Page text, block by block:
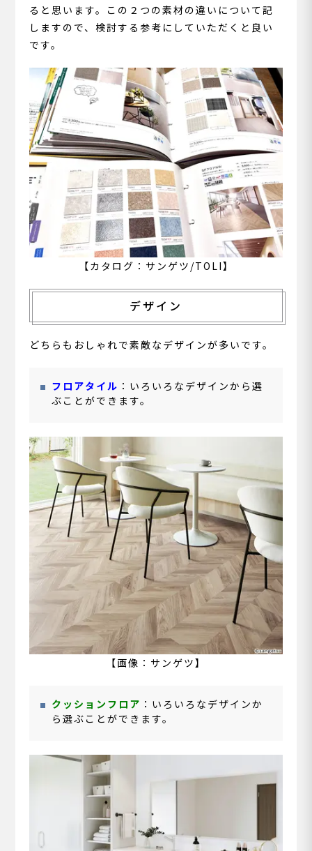
ると思います。この２つの素材の違いについて記
しますので、検討する参考にしていただくと良い
です。
【カタログ：サンゲツ/TOLI】
デザイン
どちらもおしゃれで素敵なデザインが多いです。
フロアタイル ：いろいろなデザインから選
ぶことができます。
【画像：サンゲツ】
クッションフロア ：いろいろなデザインか
ら選ぶことができます。